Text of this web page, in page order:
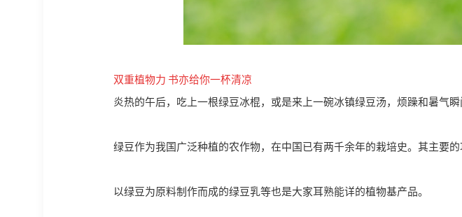
双重植物力 书亦给你一杯清凉
炎热的午后，吃上一根绿豆冰棍，或是来上一碗冰镇绿豆汤，烦躁和暑气
绿豆作为我国广泛种植的农作物，在中国已有两千余年的栽培史。其主要的
以绿豆为原料制作而成的绿豆乳等也是大家耳熟能详的植物基产品。